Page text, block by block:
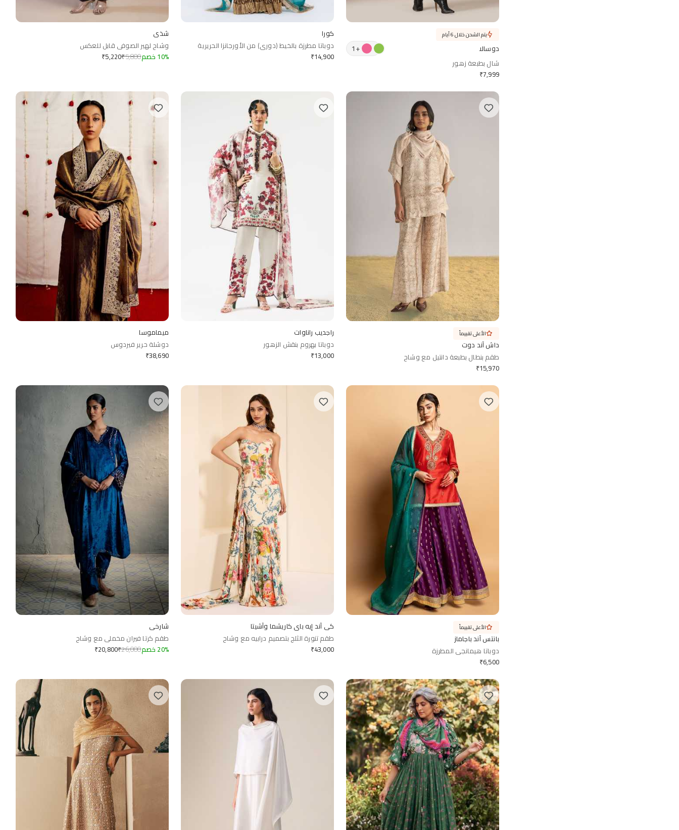
دوسالا +
1
شال بطبعة زهور
₹7,999
يتم الشحن خلال 6 أيام
كورا
دوباتا مطرزة بالخيط (دوري) من الأورجانزا الحريرية
بنقش الزهور الدقيقة
₹14,900
شذى
وشاح لهير الصوفي قابل للعكس
₹5,220₹5,800 10% خصم
داش آند دوت
طقم بنطال بطبعة دانتيل مع وشاح
₹15,970
الأعلى تقييماً
راجديب راناوات
دوباتا بهروم بنقش الزهور
₹13,000
ميماموسا
دوشلة حرير فيردوس
₹38,690
بانتس آند باجاماز
دوباتا هيمانجي المطرزة
₹6,500
الأعلى تقييماً
كي آند إيه باي كاريشما وآشيتا
طقم تنورة الثلج بتصميم درابيه مع وشاح
₹43,000
شارخي
طقم كرتا فيران مخملي مع وشاح
₹20,800₹26,000 20% خصم